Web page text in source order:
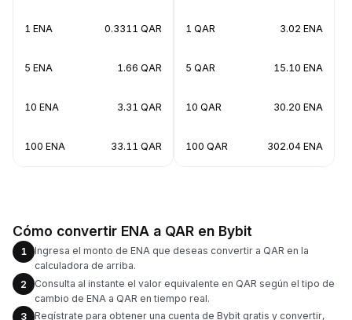
1 ENA 0.3311 QAR
5 ENA 1.66 QAR
10 ENA 3.31 QAR
100 ENA 33.11 QAR
1 QAR 3.02 ENA
5 QAR 15.10 ENA
10 QAR 30.20 ENA
100 QAR 302.04 ENA
Cómo convertir ENA a QAR en Bybit
1
Ingresa el monto de ENA que deseas convertir a QAR en la
calculadora de arriba.
2
Consulta al instante el valor equivalente en QAR según el tipo de
cambio de ENA a QAR en tiempo real.
3
Regístrate para obtener una cuenta de Bybit gratis y convertir,